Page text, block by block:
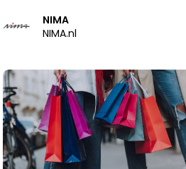
NIMA
NIMA.nl